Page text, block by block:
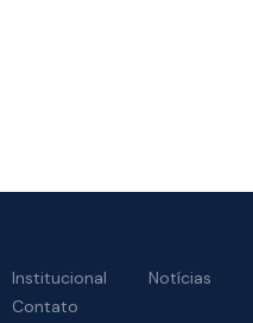
Institucional Notícias
Contato